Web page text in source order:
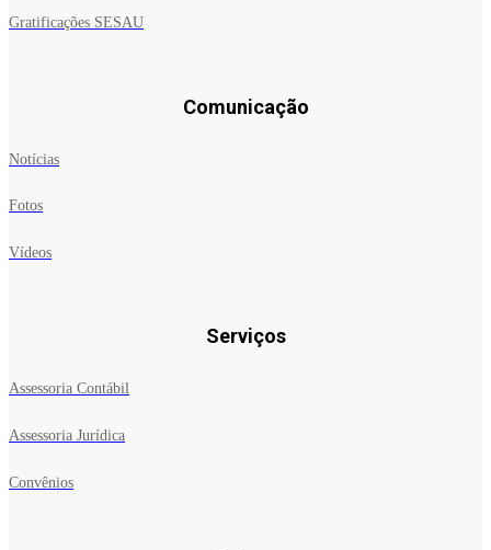
Gratificações SESAU
Comunicação
Notícias
Fotos
Vídeos
Serviços
Assessoria Contábil
Assessoria Jurídica
Convênios